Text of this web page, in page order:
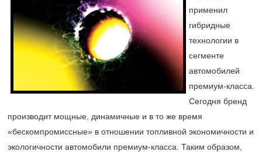
применил
гибридные
технологии в
сегменте
автомобилей
премиум-класса.
Сегодня бренд
производит мощные, динамичные и в то же время
«беcкомпромиссные» в отношении топливной экономичности и
экологичности автомобили премиум-класса. Таким образом,